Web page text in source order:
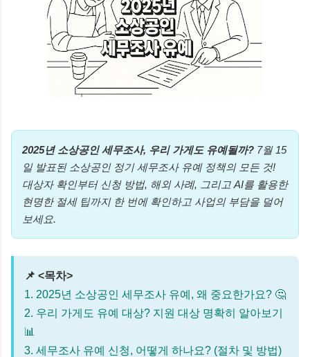
2025년 소상공인 세무조사, 우리 가게도 유예될까? 7월 15
일 발표된 소상공인 정기 세무조사 유예 정책의 모든 것!
대상자 확인부터 신청 방법, 해외 사례, 그리고 AI를 활용한
현명한 절세 팁까지 한 번에 확인하고 사업의 부담을 덜어
보세요.
📌 <목차>
1. 2025년 소상공인 세무조사 유예, 왜 중요한가요? 🤔
2. 우리 가게도 유예 대상? 지원 대상 명확히 알아보기
📊
3. 세무조사 유예 신청, 어떻게 하나요? (절차 및 방법)